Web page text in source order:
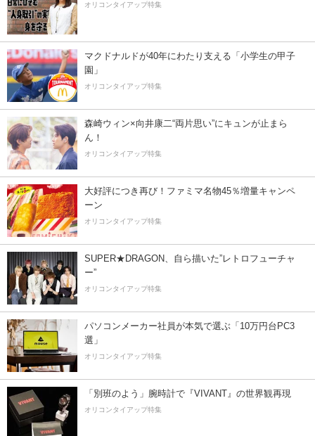
オリコンタイアップ特集
マクドナルドが40年にわたり支える「小学生の甲子
園」
オリコンタイアップ特集
森崎ウィン×向井康二“両片思い”にキュンが止まら
ん！
オリコンタイアップ特集
大好評につき再び！ファミマ名物45％増量キャンペ
ーン
オリコンタイアップ特集
SUPER★DRAGON、自ら描いた”レトロフューチャ
ー”
オリコンタイアップ特集
パソコンメーカー社員が本気で選ぶ「10万円台PC3
選」
オリコンタイアップ特集
「別班のよう」腕時計で『VIVANT』の世界観再現
オリコンタイアップ特集